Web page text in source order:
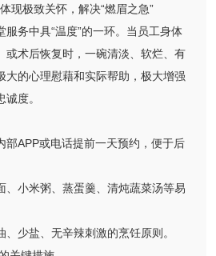
现极致关怀，解决“燃眉之急”
务中具“温度”的一环。当员工身体
或术后恢复时，一碗清淡、软烂、有
大的心理慰藉和实际帮助，极大增强
度。
部APP或电话提前一天预约，便于后
、小米粥、蒸蛋羹、清炖蔬菜汤等易
少盐、无辛辣刺激的烹饪原则。